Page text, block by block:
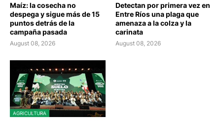
Maíz: la cosecha no
despega y sigue más de 15
puntos detrás de la
campaña pasada
August 08, 2026
Detectan por primera vez en
Entre Ríos una plaga que
amenaza a la colza y la
carinata
August 08, 2026
AGRICULTURA